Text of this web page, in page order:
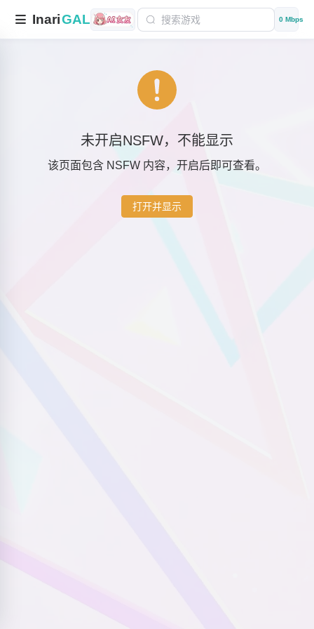
InariGAL 0 Mbps
未开启NSFW，不能显示
该页面包含 NSFW 内容，开启后即可查看。
打开并显示